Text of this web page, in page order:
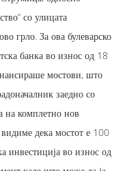
со улицата
грло. За ова булеварско
банка во износ од 18
мостови, што
заедно со
на комплетно нов
дека мостот е 100
инвестиција во износ од